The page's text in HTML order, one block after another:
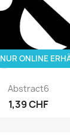
Abstract6
1,39 CHF
NUR ONLINE